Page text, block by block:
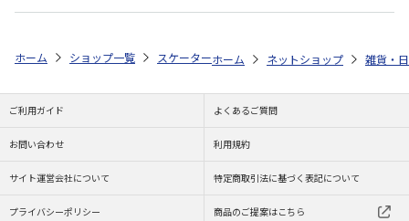
ホーム ショップ一覧 スケーター 抗菌ふわっとタイトランチボック
ホーム ネットショップ 雑貨・
ご利用ガイド よくあるご質問
お問い合わせ 利用規約
サイト運営会社について 特定商取引法に基づく表記について
プライバシーポリシー 商品のご提案はこちら